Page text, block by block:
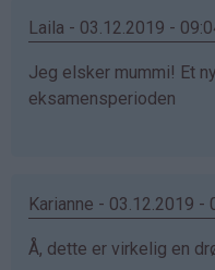
Laila - 03.12.2019 -
Jeg elsker mummi! Et
eksamensperioden
Karianne - 03.12.2019 -
Å, dette er virkelig en